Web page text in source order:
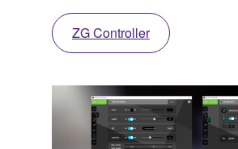
ZG Controller